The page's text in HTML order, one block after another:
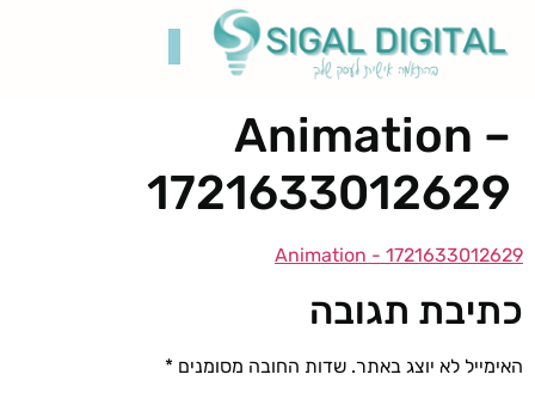
Animation –
1721633012629
Animation - 1721633012629
כתיבת תגובה
האימייל לא יוצג באתר. שדות החובה מסומנים *